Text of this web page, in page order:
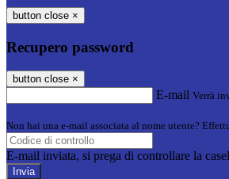
button close ×
Recupero password
button close ×
E-mail Verrà
Non hai una e-mail associata al nome utente?
E-mail inviata, si prega di controllare la